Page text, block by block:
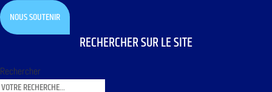
NOUS SOUTENIR
RECHERCHER SUR LE SITE
Rechercher